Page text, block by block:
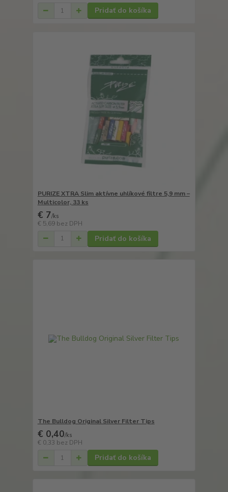
Pridať do košíka
PURIZE XTRA Slim aktívne uhlíkové filtre 5,9 mm –
Multicolor, 33 ks
€ 7/ks
€ 5,69 bez DPH
Pridať do košíka
The Bulldog Original Silver Filter Tips
€ 0,40/ks
€ 0,33 bez DPH
Pridať do košíka